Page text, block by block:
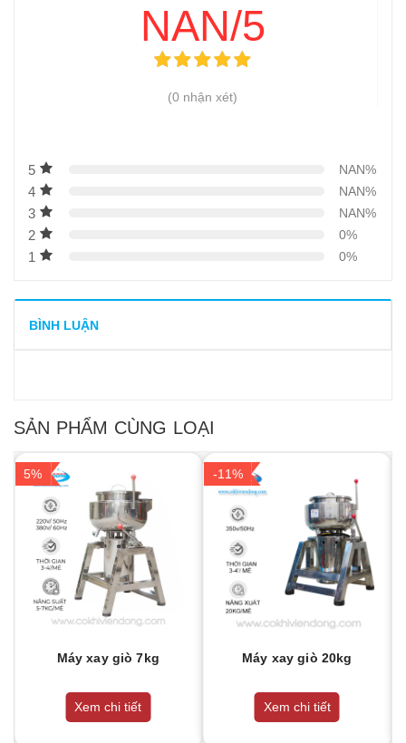
NAN/5
(0 nhận xét)
5 NAN%
4 NAN%
3 NAN%
2 0%
1 0%
BÌNH LUẬN
SẢN PHẨM CÙNG LOẠI
5%
Máy xay giò 7kg
Xem chi tiết
-11%
Máy xay giò 20kg
Xem chi tiết